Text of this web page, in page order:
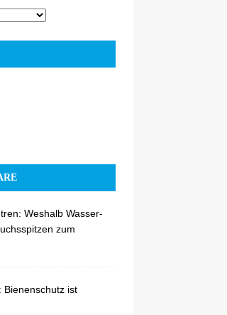
Weshalb Wasser-
zum
Bienenschutz ist